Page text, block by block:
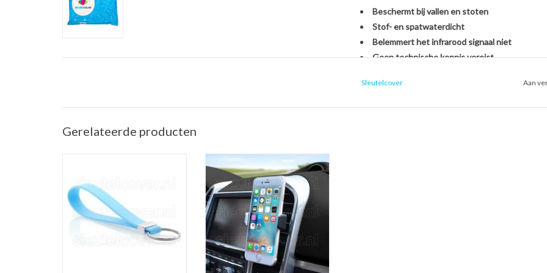
Beschermt bij vallen en stoten
Stof- en spatwaterdicht
Belemmert het infrarood signaal niet
Geen technische kennis vereist
Sleutelcover Aan
Gerelateerde producten
TOEVOEGEN AAN WINKELWAGEN
Telefoonhouder ventilatierooster
(Universele telefoon houder voor
in de auto)
TOEVOEGEN AAN WINKELWAGEN